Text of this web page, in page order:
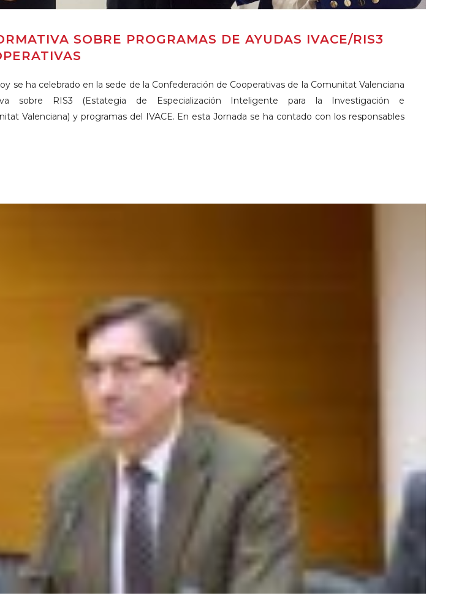
SOBRE PROGRAMAS DE AYUDAS IVACE/RIS3
se ha celebrado en la sede de la Confederación de Cooperativas de la Comunitat Valenciana
sobre RIS3 (Estategia de Especialización Inteligente para la Investigación e
Valenciana) y programas del IVACE. En esta Jornada se ha contado con los responsables